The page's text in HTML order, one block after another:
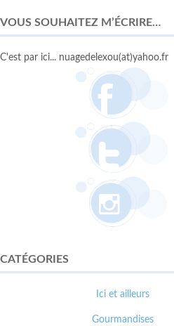
VOUS SOUHAITEZ M’ÉCRIRE…
C'est par ici... nuagedelexou(at)yahoo.fr
CATÉGORIES
Ici et ailleurs
Gourmandises